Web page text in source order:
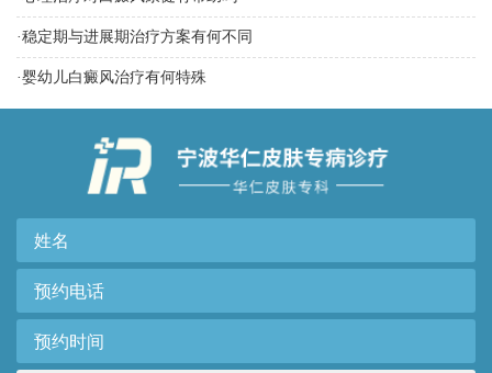
·稳定期与进展期治疗方案有何不同
·婴幼儿白癜风治疗有何特殊